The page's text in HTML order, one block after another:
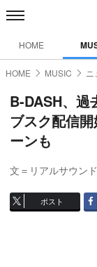
HOME
HOME MUSIC ニ
B-DASH、過
ブスク配信
ーンも
文＝リアルサウン
ポスト